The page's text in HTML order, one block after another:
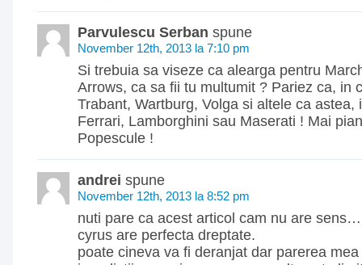
Parvulescu Serban spune
November 12th, 2013 la 7:10 pm
Si trebuia sa viseze ca alearga pentru
Arrows, ca sa fii tu multumit ? Pariez ca, in
Trabant, Wartburg, Volga si altele ca astea,
Ferrari, Lamborghini sau Maserati ! Mai
Popescule !
andrei spune
November 12th, 2013 la 8:52 pm
nuti pare ca acest articol cam nu are
cyrus are perfecta dreptate.
poate cineva va fi deranjat dar parerea